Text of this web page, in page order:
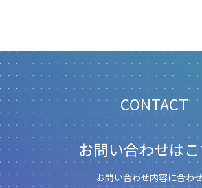
CONTACT
お問い合わせは
お問い合わせ内容に合わ